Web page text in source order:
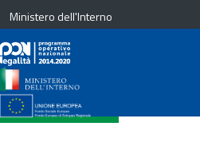
Ministero dell'Interno